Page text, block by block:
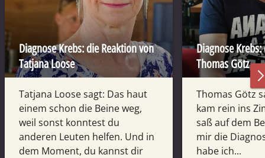
Diagnose Krebs: die Reaktion von
Tatjana Loose
Tatjana Loose sagt: Das haut
einem schon die Beine weg,
weil sonst konntest du
anderen Leuten helfen. Und in
dem Moment, du kannst dir
Diagnose
Thomas Götz
Thomas Götz
kam rein ins
saß auf dem
mir die
habe ich...